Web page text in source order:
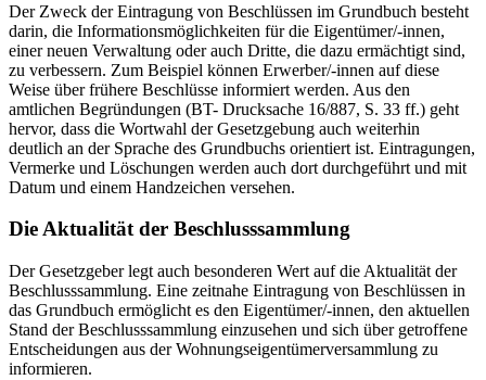
Der Zweck der Eintragung von Beschlüssen im Grundbuch besteht
darin, die Informationsmöglichkeiten für die Eigentümer/-innen,
einer neuen Verwaltung oder auch Dritte, die dazu ermächtigt sind,
zu verbessern. Zum Beispiel können Erwerber/-innen auf diese
Weise über frühere Beschlüsse informiert werden. Aus den
amtlichen Begründungen (BT- Drucksache 16/887, S. 33 ff.) geht
hervor, dass die Wortwahl der Gesetzgebung auch weiterhin
deutlich an der Sprache des Grundbuchs orientiert ist. Eintragungen,
Vermerke und Löschungen werden auch dort durchgeführt und mit
Datum und einem Handzeichen versehen.
Die Aktualität der Beschlusssammlung
Der Gesetzgeber legt auch besonderen Wert auf die Aktualität der
Beschlusssammlung. Eine zeitnahe Eintragung von Beschlüssen in
das Grundbuch ermöglicht es den Eigentümer/-innen, den aktuellen
Stand der Beschlusssammlung einzusehen und sich über getroffene
Entscheidungen aus der Wohnungseigentümerversammlung zu
informieren.